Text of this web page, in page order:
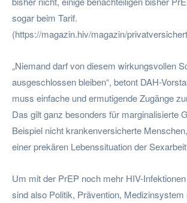
sogar beim Tarif.
(https://magazin.hiv/magazin/
„Niemand darf von diesem wirkungsvollen
ausgeschlossen bleiben“, betont DAH-
muss einfache und ermutigende Zugänge
Das gilt ganz besonders für marginalisierte
Beispiel nicht krankenversicherte
einer prekären Lebenssituation der
Um mit der PrEP noch mehr HIV-
sind also Politik, Prävention,